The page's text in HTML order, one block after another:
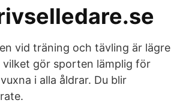
vid träning och tävling är lägre
vilket gör sporten lämplig för
i alla åldrar. Du blir